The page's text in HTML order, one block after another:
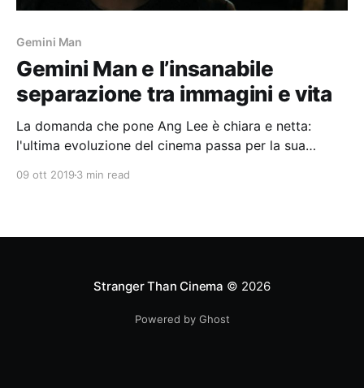
Gemini Man
Gemini Man e l’insanabile
separazione tra immagini e vita
La domanda che pone Ang Lee è chiara e netta:
l'ultima evoluzione del cinema passa per la sua
09 ott 2019 3 min read
Stranger Than Cinema © 2026
Powered by Ghost